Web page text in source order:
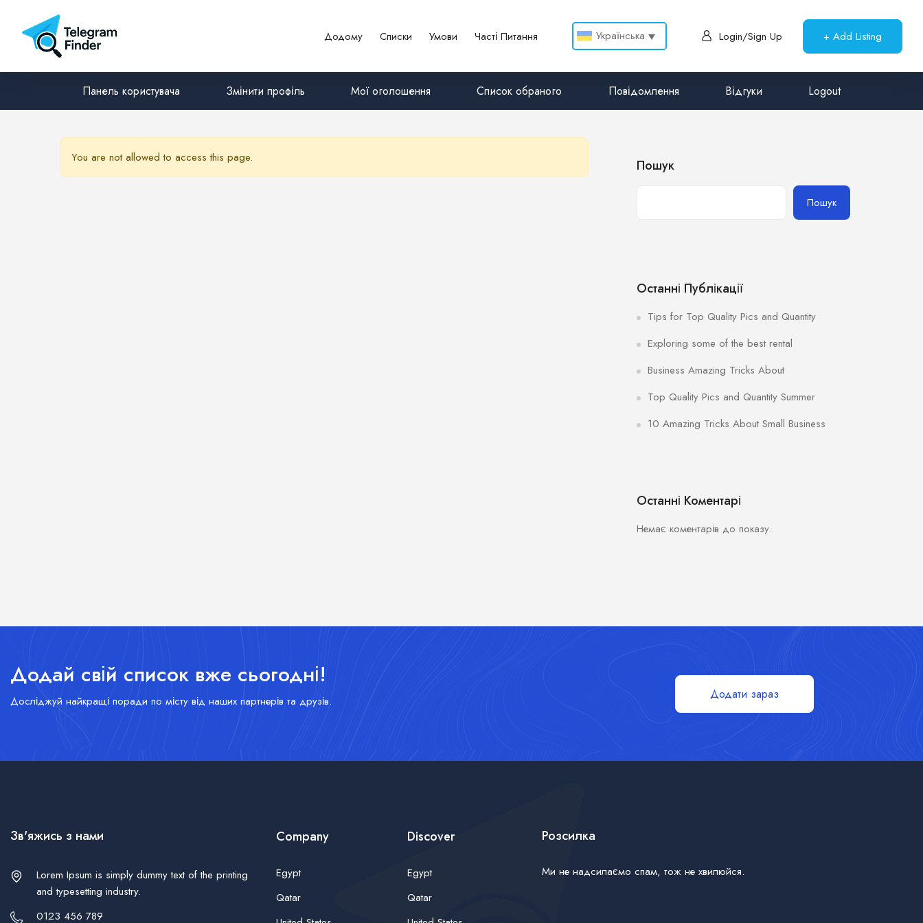
Додому Списки Умови Часті Питання Українська Login/Sign Up + Add Listing
Панель користувача Змінити профіль Мої оголошення Список обраного Повідомлення Відгуки Logout
You are not allowed to access this page. Пошук
Пошук
Останні Публікації
Tips for Top Quality Pics and Quantity
Exploring some of the best rental
Business Amazing Tricks About
Top Quality Pics and Quantity Summer
10 Amazing Tricks About Small Business
Останні Коментарі
Немає коментарів до показу.
Додай свій список вже сьогодні!
Досліджуй найкращі поради по місту від наших партнерів та друзів. Додати зараз
Зв'яжись з нами
Lorem Ipsum is simply dummy text of the printing
and typesetting industry.
0123 456 789
Company
Egypt
Qatar
Discover
Egypt
Qatar
Розсилка
Ми не надсилаємо спам, тож не хвилюйся.